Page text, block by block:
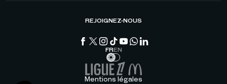
REJOIGNEZ-NOUS
FREN
Mentions légales